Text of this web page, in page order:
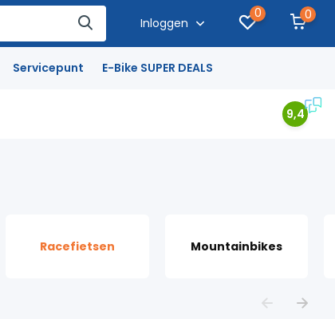
Inloggen
0 0
Servicepunt E-Bike SUPER DEALS
9,4
Racefietsen Mountainbikes